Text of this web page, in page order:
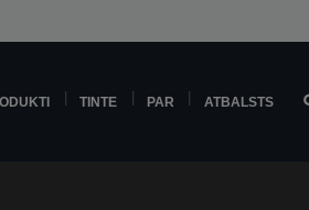
TINTE PAR ATBALSTS